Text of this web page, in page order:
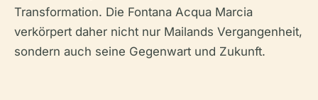
Transformation. Die Fontana Acqua Marcia
verkörpert daher nicht nur Mailands Vergangenheit,
sondern auch seine Gegenwart und Zukunft.